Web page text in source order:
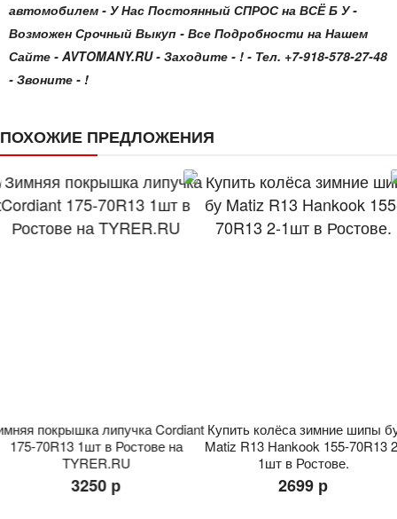
автомобилем - У Нас Постоянный СПРОС на ВСЁ Б У -
Возможен Срочный Выкуп - Все Подробности на Нашем
Сайте - AVTOMANY.RU - Заходите - ! - Тел. +7-918-578-27-48
- Звоните - !
ПОХОЖИЕ ПРЕДЛОЖЕНИЯ
покрышка липучка Cordiant
175-70R13 1шт в Ростове на
TYRER.RU
3250 р
Купить колёса зимние шипы
Matiz R13 Hankook 155-70R13
1шт в Ростове.
2699 р